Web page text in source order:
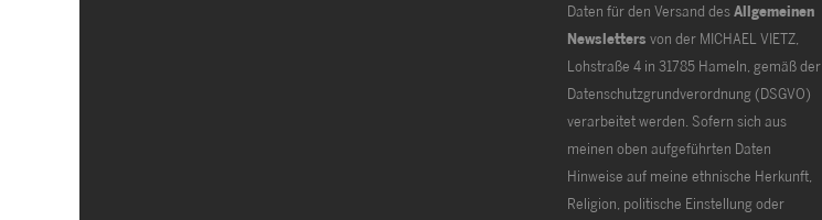
Daten für den Versand desAllgemeinen
Newsletters von der MICHAEL VIETZ,
Lohstraße 4 in 31785 Hameln, gemäß der
Datenschutzgrundverordnung (DSGVO)
verarbeitet werden. Sofern sich aus
meinen oben aufgeführten Daten
Hinweise auf meine ethnische Herkunft,
Religion, politische Einstellung oder